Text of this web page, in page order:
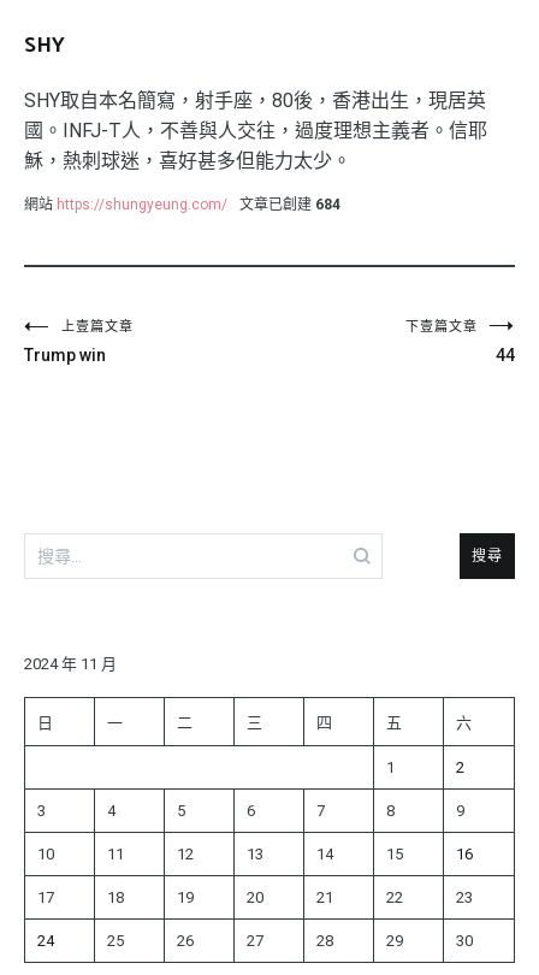
SHY
SHY取自本名簡寫，射手座，80後，香港出生，現居英
國。INFJ-T人，不善與人交往，過度理想主義者。信耶
穌，熱刺球迷，喜好甚多但能力太少。
網站 https://shungyeung.com/ 文章已創建 684
文
章
上壹篇文章
Trump win
下壹篇文章
44
搜
尋
字:
2024 年 11 月
日 一 二 三 四 五 六
1 2
3 4 5 6 7 8 9
10 11 12 13 14 15 16
17 18 19 20 21 22 23
24 25 26 27 28 29 30